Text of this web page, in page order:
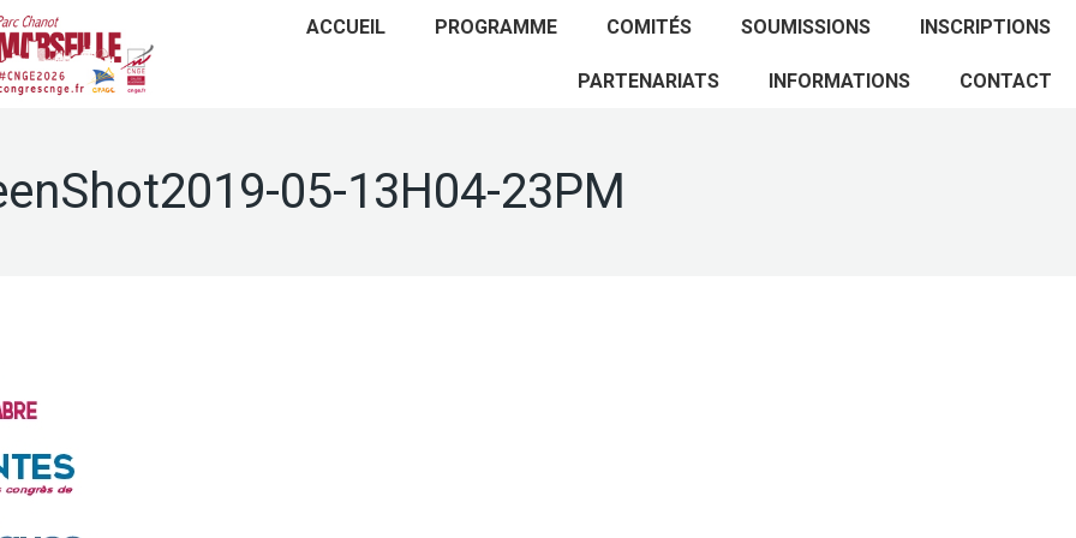
ACCUEIL PROGRAMME COMITÉS SOUMISSIONS INSCRIPTIONS
PARTENARIATS INFORMATIONS CONTACT
05-13H04-23PM
ACCUEIL PROGRAMME COMITÉS
SOUMISSIONS INSCRIPTIONS PARTENARIATS